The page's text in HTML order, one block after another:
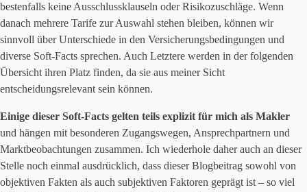
bestenfalls keine Ausschlussklauseln oder Risikozuschläge. Wenn
danach mehrere Tarife zur Auswahl stehen bleiben, können wir
sinnvoll über Unterschiede in den Versicherungsbedingungen und
diverse Soft-Facts sprechen. Auch Letztere werden in der folgenden
Übersicht ihren Platz finden, da sie aus meiner Sicht
entscheidungsrelevant sein können.
Einige dieser Soft-Facts gelten teils explizit für mich als Makler
und hängen mit besonderen Zugangswegen, Ansprechpartnern und
Marktbeobachtungen zusammen. Ich wiederhole daher auch an dieser
Stelle noch einmal ausdrücklich, dass dieser Blogbeitrag sowohl von
objektiven Fakten als auch subjektiven Faktoren geprägt ist – so viel